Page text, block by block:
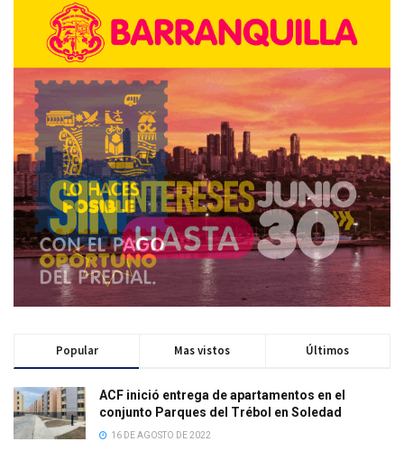
Popular Mas vistos Últimos
ACF inició entrega de apartamentos en el
conjunto Parques del Trébol en Soledad
16 DE AGOSTO DE 2022